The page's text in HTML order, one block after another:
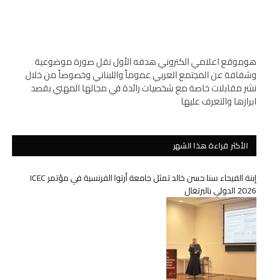
هوموقع اعلامي الكتروني هدفه الأول نقل صورة موضوعية
وشفافة عن المجتمع العربي عموماً واللبناني وخصوصاً من خلال
نشر مقابلات خاصة مع شخصيات رائدة في مجالها المهني بقصد
ابرازها والتعرف عليها
الأكثر قراءة هذا الشهر
إبنة الفيحاء سنا حسن خالد تمثل جامعة أرتوا الفرنسية في مؤتمر ICEC
2026 الدولي بالبرتغال